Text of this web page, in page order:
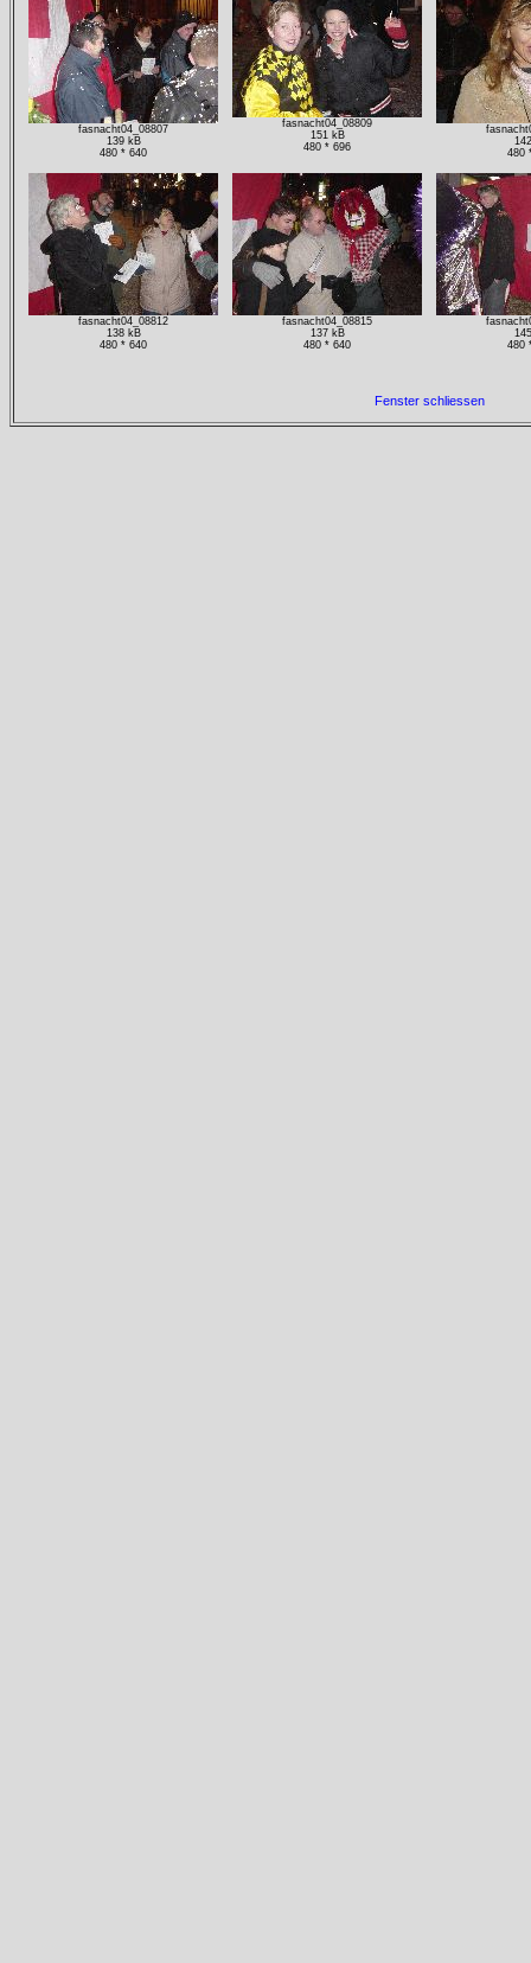
fasnacht04_08807
139 kB
480 * 640
fasnacht04_08809
151 kB
480 * 696
480
fasnacht04_08812
138 kB
480 * 640
fasnacht04_08815
137 kB
480 * 640
480
Fenster schliessen